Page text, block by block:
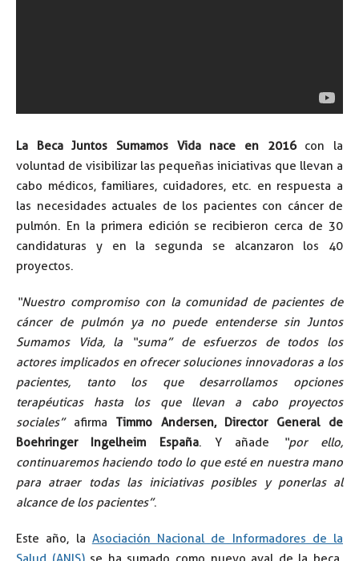
La Beca Juntos Sumamos Vida nace en 2016con la
voluntad de visibilizar las pequeñas iniciativas que llevan a
cabo médicos, familiares, cuidadores, etc. en respuesta a
las necesidades actuales de los pacientes con cáncer de
pulmón. En la primera edición se recibieron cerca de 30
candidaturas y en la segunda se alcanzaron los 40
proyectos.
“Nuestro compromiso con la comunidad de pacientes de
cáncer de pulmón ya no puede entenderse sin Juntos
Sumamos Vida, la “suma” de esfuerzos de todos los
actores implicados en ofrecer soluciones innovadoras a los
pacientes, tanto los que desarrollamos opciones
terapéuticas hasta los que llevan a cabo proyectos
sociales”afirma Timmo Andersen, Director General de
Boehringer Ingelheim España. Y añade
“por ello,
continuaremos haciendo todo lo que esté en nuestra mano
para atraer todas las iniciativas posibles y ponerlas al
alcance de los pacientes”.
Este año, la Asociación Nacional de Informadores de la